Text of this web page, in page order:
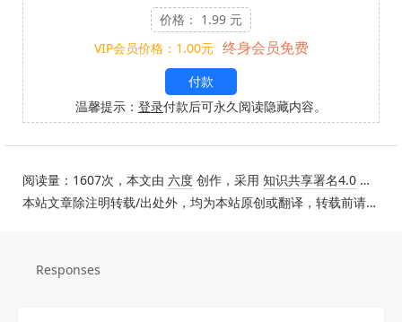
价格： 1.99 元
VIP会员价格：1.00元 终身会员免费
付款
温馨提示： 登录付款后可永久阅读隐藏内容。
阅读量：1607次，本文由 六度 创作，采用 知识共享署名4.0
本站文章除注明转载/出处外，均为本站原创或翻译，转载前请务必署名。
Responses